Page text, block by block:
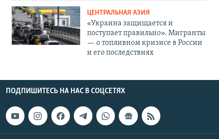
ЦЕНТРАЛЬНАЯ АЗИЯ
«Украина защищается и
поступает правильно». Мигранты
— о топливном кризисе в России
и его последствиях
ПОДПИШИТЕСЬ НА НАС В СОЦСЕТЯХ